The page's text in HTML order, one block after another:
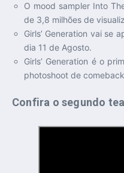
O mood sampler Into
de 3,8 milhões de
Girls’ Generation vai se
dia 11 de Agosto.
Girls’ Generation é o
photoshoot de
Confira o segundo